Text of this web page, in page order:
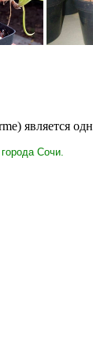
является
Сочи.